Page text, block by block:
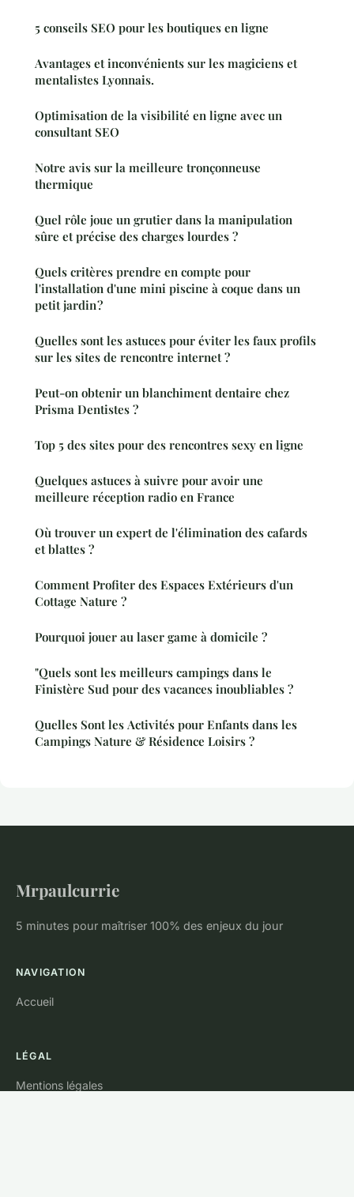
5 conseils SEO pour les boutiques en ligne
Avantages et inconvénients sur les magiciens et
mentalistes Lyonnais.
Optimisation de la visibilité en ligne avec un
consultant SEO
Notre avis sur la meilleure tronçonneuse
thermique
Quel rôle joue un grutier dans la manipulation
sûre et précise des charges lourdes ?
Quels critères prendre en compte pour
l'installation d'une mini piscine à coque dans un
petit jardin ?
Quelles sont les astuces pour éviter les faux profils
sur les sites de rencontre internet ?
Peut-on obtenir un blanchiment dentaire chez
Prisma Dentistes ?
Top 5 des sites pour des rencontres sexy en ligne
Quelques astuces à suivre pour avoir une
meilleure réception radio en France
Où trouver un expert de l'élimination des cafards
et blattes ?
Comment Profiter des Espaces Extérieurs d'un
Cottage Nature ?
Pourquoi jouer au laser game à domicile ?
"Quels sont les meilleurs campings dans le
Finistère Sud pour des vacances inoubliables ?
Quelles Sont les Activités pour Enfants dans les
Campings Nature & Résidence Loisirs ?
Mrpaulcurrie
5 minutes pour maîtriser 100% des enjeux du jour
NAVIGATION
Accueil
LÉGAL
Mentions légales